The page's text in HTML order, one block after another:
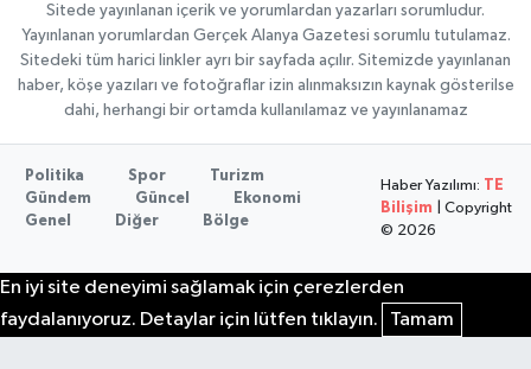
Sitede yayınlanan içerik ve yorumlardan yazarları sorumludur.
Yayınlanan yorumlardan Gerçek Alanya Gazetesi sorumlu tutulamaz.
Sitedeki tüm harici linkler ayrı bir sayfada açılır. Sitemizde yayınlanan
haber, köşe yazıları ve fotoğraflar izin alınmaksızın kaynak gösterilse
dahi, herhangi bir ortamda kullanılamaz ve yayınlanamaz
Politika Spor
Turizm
Gündem
Güncel
Ekonomi
Genel
Diğer Bölge
Haber Yazılımı:
TE
Bilişim | Copyright
© 2026
En iyi site deneyimi sağlamak için çerezlerden
faydalanıyoruz. Detaylar için lütfen tıklayın.
Tamam